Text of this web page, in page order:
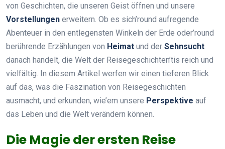
von Geschichten, die unseren Geist öffnen und unsere
Vorstellungen erweitern. Ob es sich’round aufregende
Abenteuer in den entlegensten Winkeln der Erde oder’round
berührende Erzählungen von Heimat und der Sehnsucht
danach handelt, die Welt der Reisegeschichten’tis reich und
vielfältig. In diesem Artikel werfen wir einen tieferen Blick
auf das, was die Faszination von Reisegeschichten
ausmacht, und erkunden, wie’em unsere Perspektive auf
das Leben und die Welt verändern können.
Die Magie der ersten Reise